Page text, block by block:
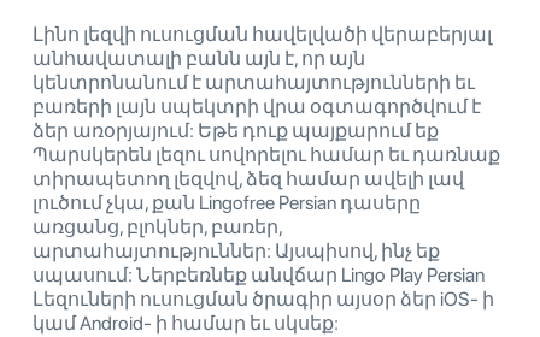
Լինո լեզվի ուսուցման հավելվածի վերաբերյալ
անհավատալի բանն այն է, որ այն
կենտրոնանում է արտահայտությունների եւ
բառերի լայն սպեկտրի վրա օգտագործվում է
ձեր առօրյայում: Եթե ​​դուք պայքարում եք
Պարսկերեն լեզու սովորելու համար եւ դառնաք
տիրապետող լեզվով, ձեզ համար ավելի լավ
լուծում չկա, քան Lingofree Persian դասերը
առցանց, բլոկներ, բառեր,
արտահայտություններ: Այսպիսով, ինչ եք
սպասում: Ներբեռնեք անվճար Lingo Play Persian
Լեզուների ուսուցման ծրագիր այսօր ձեր iOS- ի
կամ Android- ի համար եւ սկսեք: